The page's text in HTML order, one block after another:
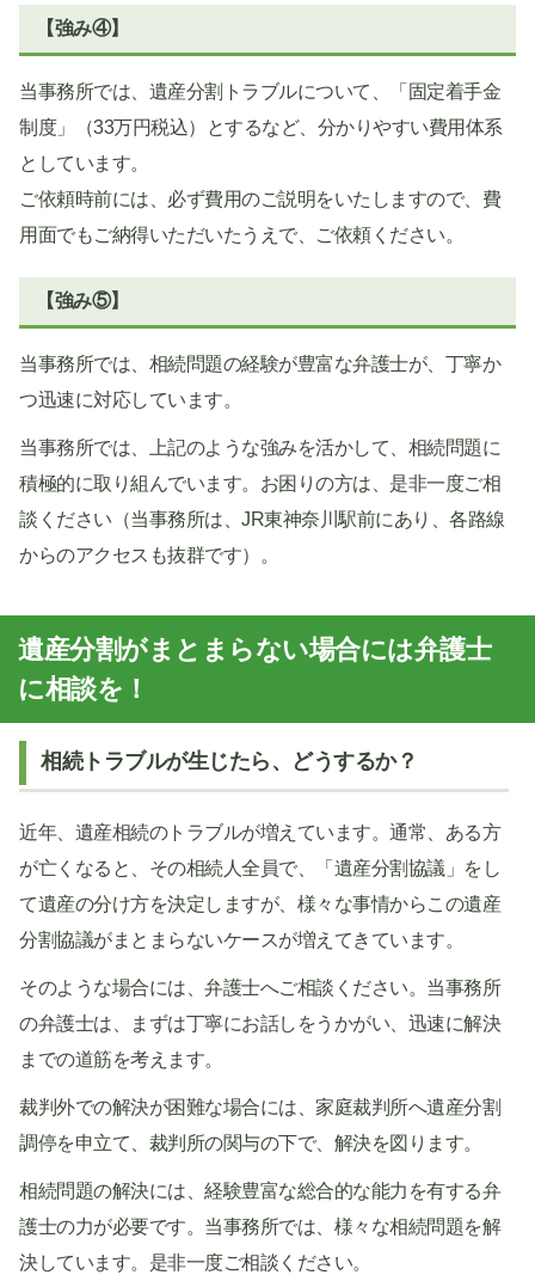
【強み④】
当事務所では、遺産分割トラブルについて、「固定着手金
制度」（33万円税込）とするなど、分かりやすい費用体系
としています。
ご依頼時前には、必ず費用のご説明をいたしますので、費
用面でもご納得いただいたうえで、ご依頼ください。
【強み⑤】
当事務所では、相続問題の経験が豊富な弁護士が、丁寧か
つ迅速に対応しています。
当事務所では、上記のような強みを活かして、相続問題に
積極的に取り組んでいます。お困りの方は、是非一度ご相
談ください（当事務所は、JR東神奈川駅前にあり、各路線
からのアクセスも抜群です）。
遺産分割がまとまらない場合には弁護士
に相談を！
相続トラブルが生じたら、どうするか？
近年、遺産相続のトラブルが増えています。通常、ある方
が亡くなると、その相続人全員で、「遺産分割協議」をし
て遺産の分け方を決定しますが、様々な事情からこの遺産
分割協議がまとまらないケースが増えてきています。
そのような場合には、弁護士へご相談ください。当事務所
の弁護士は、まずは丁寧にお話しをうかがい、迅速に解決
までの道筋を考えます。
裁判外での解決が困難な場合には、家庭裁判所へ遺産分割
調停を申立て、裁判所の関与の下で、解決を図ります。
相続問題の解決には、経験豊富な総合的な能力を有する弁
護士の力が必要です。当事務所では、様々な相続問題を解
決しています。是非一度ご相談ください。